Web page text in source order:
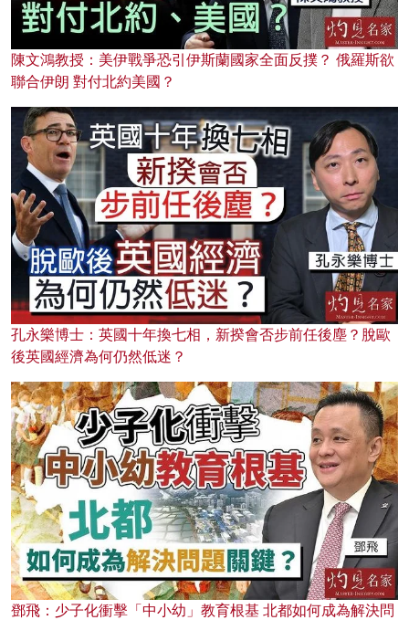
陳文鴻教授：美伊戰爭恐引伊斯蘭國家全面反撲？ 俄羅斯欲
聯合伊朗 對付北約美國？
孔永樂博士：英國十年換七相，新揆會否步前任後塵？脫歐
後英國經濟為何仍然低迷？
鄧飛：少子化衝擊「中小幼」教育根基 北都如何成為解決問